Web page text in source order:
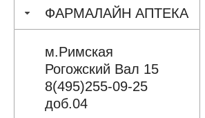
ФАРМАЛАЙН АПТЕКА
м.Римская
Рогожский Вал 15
8(495)255-09-25
доб.04